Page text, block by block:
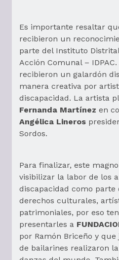
Es importante resaltar
recibieron un
parte del Instituto
Acción Comunal – IDPAC.
recibieron un galardón
manera creativa por
discapacidad. La artista
Fernanda Martínez en
Angélica Lineros
Sordos.
Para finalizar, este
visibilizar la labor de los
discapacidad como parte
derechos culturales,
patrimoniales, por eso
presentarles a
por Ramón Briceño y
de bailarines realizaron